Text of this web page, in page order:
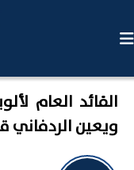
القائد العام
ويعين الردفاني